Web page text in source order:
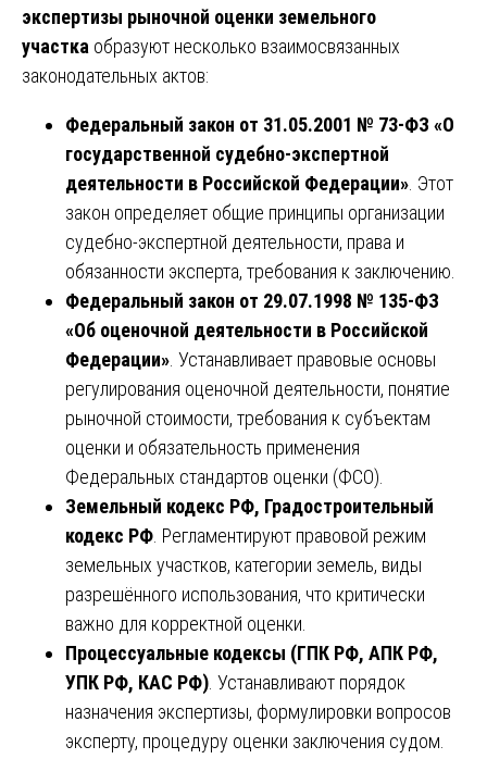
экспертизы рыночной оценки земельного
участка образуют несколько взаимосвязанных
законодательных актов:
Федеральный закон от 31.05.2001 № 73-ФЗ «О
государственной судебно-экспертной
деятельности в Российской Федерации» . Этот
закон определяет общие принципы организации
судебно-экспертной деятельности, права и
обязанности эксперта, требования к заключению.
Федеральный закон от 29.07.1998 № 135-ФЗ
«Об оценочной деятельности в Российской
Федерации» . Устанавливает правовые основы
регулирования оценочной деятельности, понятие
рыночной стоимости, требования к субъектам
оценки и обязательность применения
Федеральных стандартов оценки (ФСО).
Земельный кодекс РФ, Градостроительный
кодекс РФ . Регламентируют правовой режим
земельных участков, категории земель, виды
разрешённого использования, что критически
важно для корректной оценки.
Процессуальные кодексы (ГПК РФ, АПК РФ,
УПК РФ, КАС РФ) . Устанавливают порядок
назначения экспертизы, формулировки вопросов
эксперту, процедуру оценки заключения судом.